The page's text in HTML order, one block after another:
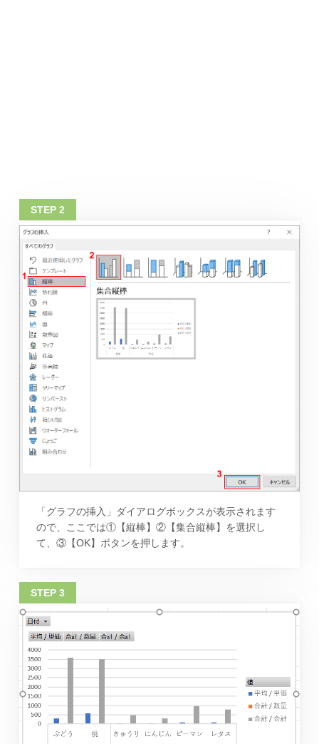
「グラフの挿入」ダイアログボックスが表示されます
ので、ここでは①【縦棒】②【集合縦棒】を選択し
て、③【OK】ボタンを押します。